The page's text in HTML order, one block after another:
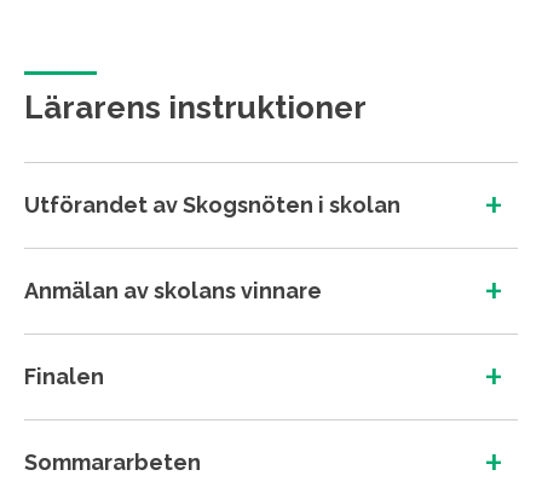
Lärarens instruktioner
Utförandet av Skogsnöten i skolan +
Anmälan av skolans vinnare +
Finalen +
Sommararbeten +